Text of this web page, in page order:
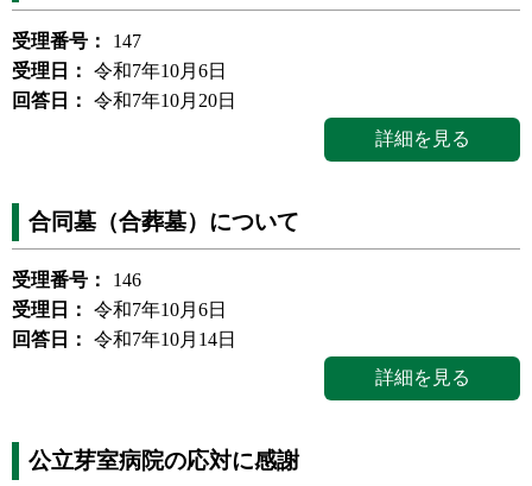
受理番号：
147
受理日：
令和7年10月6日
回答日：
令和7年10月20日
詳細を見る
合同墓（合葬墓）について
受理番号：
146
受理日：
令和7年10月6日
回答日：
令和7年10月14日
詳細を見る
公立芽室病院の応対に感謝